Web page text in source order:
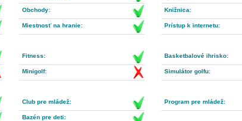
Obchody: Knižnica:
Miestnosť na hranie: Prístup k internetu:
Fitness: Basketbalové ihrisko:
Minigolf: Simulátor golfu:
Club pre mládež: Program pre mládež:
Bazén pre deti: